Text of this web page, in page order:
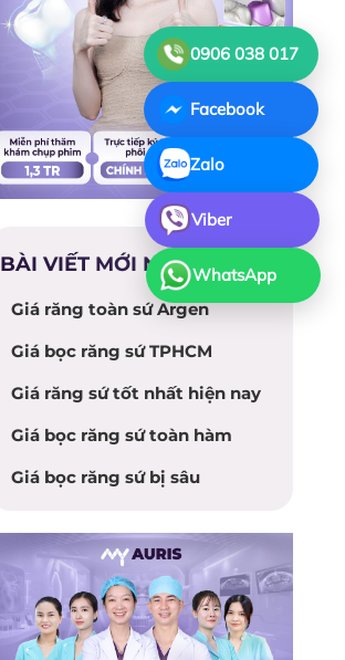
BÀI VIẾT MỚI NHẤT
Giá răng toàn sứ Argen
Giá bọc răng sứ TPHCM
Giá răng sứ tốt nhất hiện nay
Giá bọc răng sứ toàn hàm
Giá bọc răng sứ bị sâu
0906 038 017
Facebook
Zalo
Viber
WhatsApp